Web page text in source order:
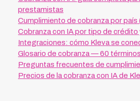
prestamistas
Cumplimiento de cobranza por
Cobranza con IA por tipo de crédito
Integraciones: cómo Kleva se
Glosario de cobranza — 60 términos
Preguntas frecuentes de
Precios de la cobranza con IA de